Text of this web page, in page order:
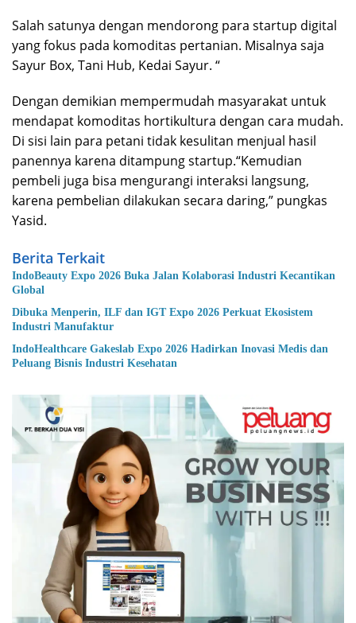
Salah satunya dengan mendorong para startup digital
yang fokus pada komoditas pertanian. Misalnya saja
Sayur Box, Tani Hub, Kedai Sayur. “
Dengan demikian mempermudah masyarakat untuk
mendapat komoditas hortikultura dengan cara mudah.
Di sisi lain para petani tidak kesulitan menjual hasil
panennya karena ditampung startup.“Kemudian
pembeli juga bisa mengurangi interaksi langsung,
karena pembelian dilakukan secara daring,” pungkas
Yasid.
Berita Terkait
IndoBeauty Expo 2026 Buka Jalan Kolaborasi Industri Kecantikan
Global
Dibuka Menperin, ILF dan IGT Expo 2026 Perkuat Ekosistem
Industri Manufaktur
IndoHealthcare Gakeslab Expo 2026 Hadirkan Inovasi Medis dan
Peluang Bisnis Industri Kesehatan